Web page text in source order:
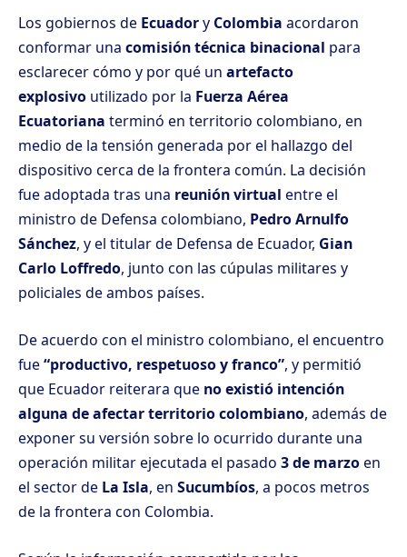
Los gobiernos de Ecuadory Colombia acordaron
conformar una comisión técnica binacional para
esclarecer cómo y por qué un artefacto
explosivo utilizado por la Fuerza Aérea
Ecuatoriana terminó en territorio colombiano, en
medio de la tensión generada por el hallazgo del
dispositivo cerca de la frontera común. La decisión
fue adoptada tras una reunión virtual entre el
ministro de Defensa colombiano, Pedro Arnulfo
Sánchez, y el titular de Defensa de Ecuador, Gian
Carlo Loffredo, junto con las cúpulas militares y
policiales de ambos países.
De acuerdo con el ministro colombiano, el encuentro
fue“productivo, respetuoso y franco”, y permitió
que Ecuador reiterara que no existió intención
alguna de afectar territorio colombiano, además de
exponer su versión sobre lo ocurrido durante una
operación militar ejecutada el pasado 3 de marzoen
el sector de La Isla, en Sucumbíos, a pocos metros
de la frontera con Colombia.